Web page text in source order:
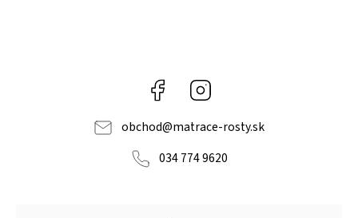
Facebook
obchod@matrace-rosty.sk
034 774 9620